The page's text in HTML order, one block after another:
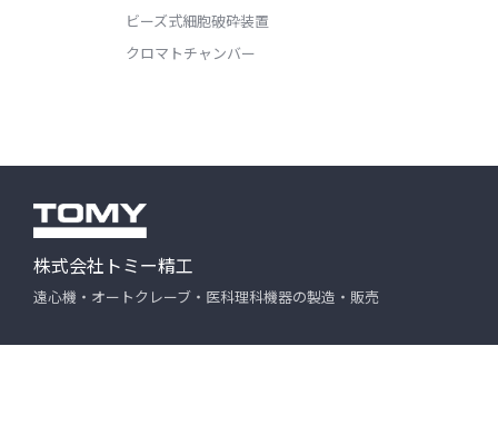
ビーズ式細胞破砕装置
クロマトチャンバー
株式会社トミー精工
遠心機・オートクレーブ・医科理科機器の製造・販売